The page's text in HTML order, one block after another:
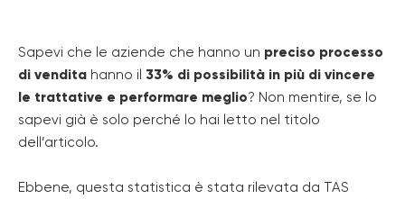
Sapevi che le aziende che hanno un preciso processo
di vendita hanno il 33% di possibilità in più di vincere
le trattative e performare meglio? Non mentire, se lo
sapevi già è solo perché lo hai letto nel titolo
dell’articolo.
Ebbene, questa statistica è stata rilevata da TAS